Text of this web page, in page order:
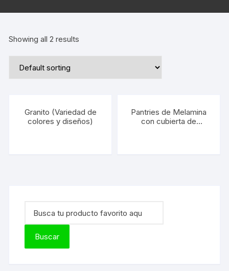
Showing all 2 results
Granito (Variedad de
colores y diseños)
Pantries de Melamina
con cubierta de